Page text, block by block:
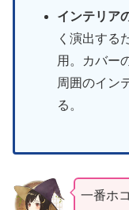
インテリア
く演出する
用。カバー
周囲のイン
る。
一番ホ